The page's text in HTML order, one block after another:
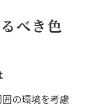
介
原則
べき色
の環境を考慮